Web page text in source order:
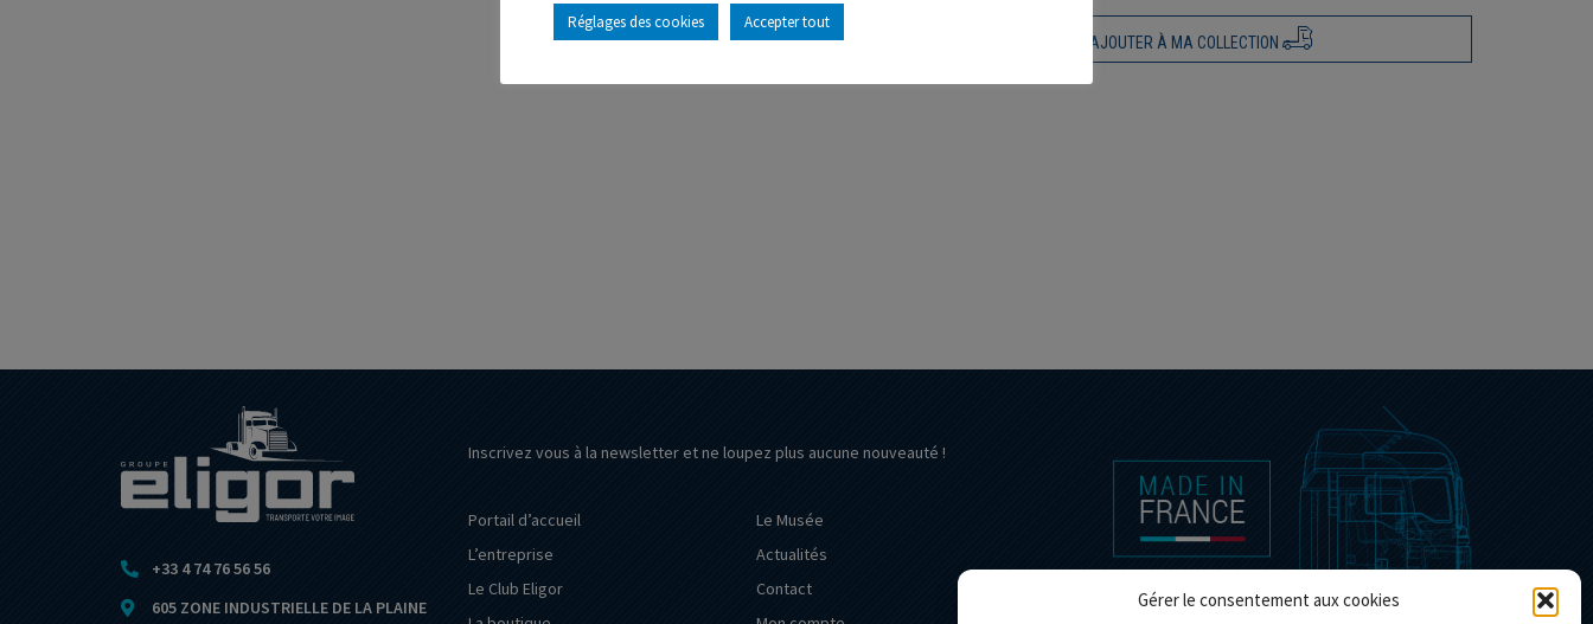
Gérer le consentement aux cookies
AJOUTER À MA COLLECTION
+33 4 74 76 56 56
605 ZONE INDUSTRIELLE DE LA PLAINE
Inscrivez vous à la newsletter et ne loupez plus aucune nouveauté !
Portail d’accueil
L’entreprise
Le Club Eligor
Le Musée
Actualités
Contact
Réglages des cookies Accepter tout